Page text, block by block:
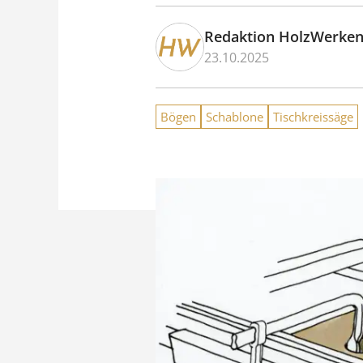
Redaktion HolzWerken
23.10.2025
Bögen Schablone Tischkreissäge